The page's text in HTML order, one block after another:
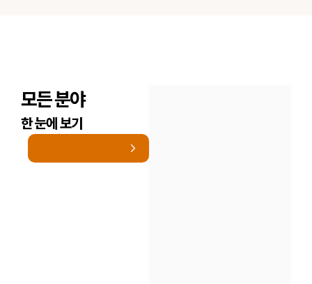
모든 분야
한 눈에 보기